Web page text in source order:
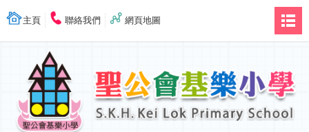
主頁 聯絡我們 網頁地圖